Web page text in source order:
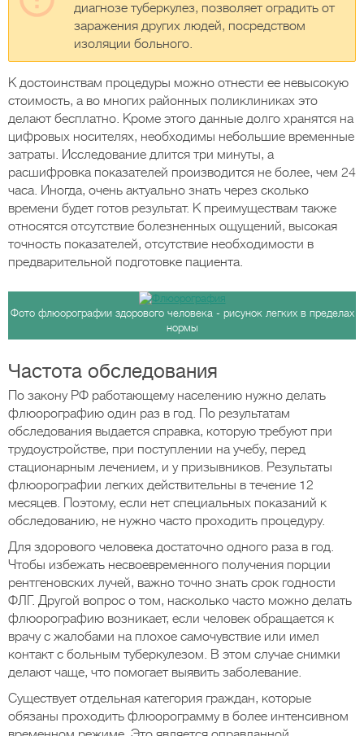
диагнозе туберкулез, позволяет оградить от
заражения других людей, посредством
изоляции больного.
К достоинствам процедуры можно отнести ее невысокую
стоимость, а во многих районных поликлиниках это
делают бесплатно. Кроме этого данные долго хранятся на
цифровых носителях, необходимы небольшие временные
затраты. Исследование длится три минуты, а
расшифровка показателей производится не более, чем 24
часа. Иногда, очень актуально знать через сколько
времени будет готов результат. К преимуществам также
относятся отсутствие болезненных ощущений, высокая
точность показателей, отсутствие необходимости в
предварительной подготовке пациента.
Фото флюорографии здорового человека - рисунок легких в пределах
нормы
Частота обследования
По закону РФ работающему населению нужно делать
флюорографию один раз в год. По результатам
обследования выдается справка, которую требуют при
трудоустройстве, при поступлении на учебу, перед
стационарным лечением, и у призывников. Результаты
флюорографии легких действительны в течение 12
месяцев. Поэтому, если нет специальных показаний к
обследованию, не нужно часто проходить процедуру.
Для здорового человека достаточно одного раза в год.
Чтобы избежать несвоевременного получения порции
рентгеновских лучей, важно точно знать срок годности
ФЛГ. Другой вопрос о том, насколько часто можно делать
флюорографию возникает, если человек обращается к
врачу с жалобами на плохое самочувствие или имел
контакт с больным туберкулезом. В этом случае снимки
делают чаще, что помогает выявить заболевание.
Существует отдельная категория граждан, которые
обязаны проходить флюорограмму в более интенсивном